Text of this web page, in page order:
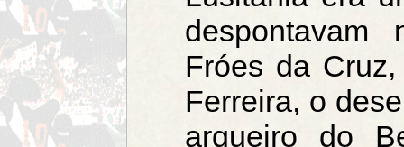
Fróes da
Ferreira, o
arqueiro do